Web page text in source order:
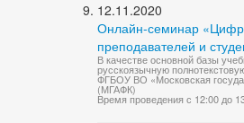
12.11.2020
Онлайн-семинар
преподавателей и
В качестве основной базы
русскоязычную
ФГБОУ ВО «Московская
(МГАФК)
Время проведения с 12:00 до